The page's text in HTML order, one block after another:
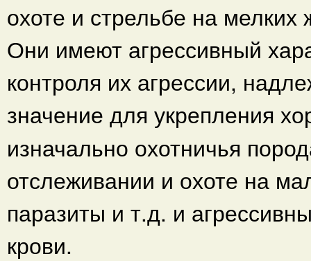
охоте и стрельбе на
Они имеют агрессивный
контроля их агрессии,
значение для укрепления
изначально охотничья
отслеживании и охоте на
паразиты и т.д. и
крови.